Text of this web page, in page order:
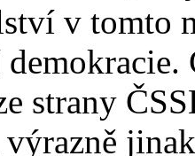
v tomto
strany